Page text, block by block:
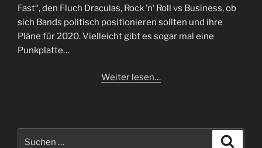
Fast“, den Fluch Draculas, Rock ’n‘ Roll vs Business, ob
sich Bands politisch positionieren sollten und ihre
Pläne für 2020. Vielleicht gibt es sogar mal eine
Punkplatte…
Weiter lesen…